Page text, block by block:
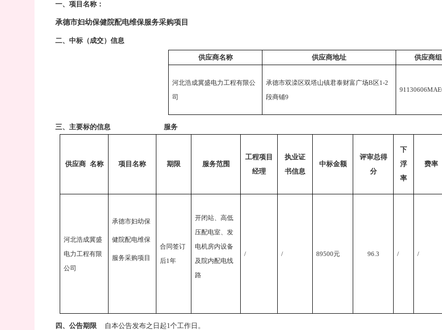
一、项目名称：
承德市妇幼保健院配电维保服务采购项目
二、中标（成交）信息
供应商名称 供应商地址 供应商
河北浩成冀盛电力工程有限公
司
承德市双滦区双塔山镇君泰财富广场B区1-2
段商铺9
三、主要标的信息 服务
供应商 名称 项目名称 期限 服务范围
工程项目
经理
执业证
书信息
中标金额
评审总得
分
下
浮
率
费率
河北浩成冀盛
电力工程有限
公司
承德市妇幼保
健院配电维保
服务采购项目
合同签订
后1年
开闭站、高低
压配电室、发
电机房内设备
及院内配电线
路
/ / 89500元 96.3 / /
四 、公告期限 自本公告发布之日起1个工作日。